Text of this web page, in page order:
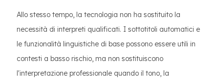
Allo stesso tempo, la tecnologia non ha sostituito la
necessità di interpreti qualificati. I sottotitoli automatici e
le funzionalità linguistiche di base possono essere utili in
contesti a basso rischio, ma non sostituiscono
l'interpretazione professionale quando il tono, la